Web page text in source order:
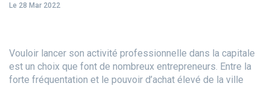
Le 28 Mar 2022
Vouloir lancer son activité professionnelle dans la capitale
est un choix que font de nombreux entrepreneurs. Entre la
forte fréquentation et le pouvoir d’achat élevé de la ville